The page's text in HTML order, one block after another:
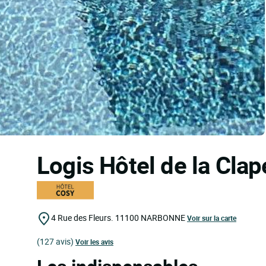
Logis Hôtel de la
4 Rue des Fleurs. 11100 NARBONNEVoir sur la carte
(127 avis) Voir les avis